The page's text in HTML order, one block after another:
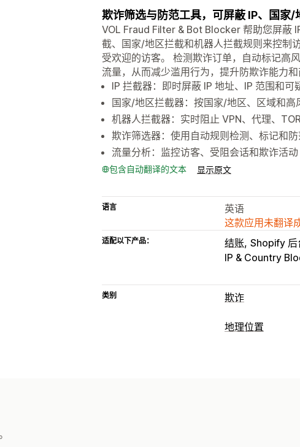
欺诈筛选与防范工具，可屏蔽 IP、国家
VOL Fraud Filter & Bot Blocker 帮助您屏蔽
截、国家/地区拦截和机器人拦截规则来控制
受欢迎的访客。 检测欺诈订单，自动标记高
流量，从而减少滥用行为，提升防欺诈能力和
IP 拦截器：即时屏蔽 IP 地址、IP 范围和可
国家/地区拦截器：按国家/地区、区域和高
机器人拦截器：实时阻止 VPN、代理、
欺诈筛选器：使用自动规则检测、标记和
流量分析：监控访客、受阻会话和欺诈活动
包含自动翻译的文本 显示原文
语言
英语
这款应用未翻译
适配以下产品： 结账 Shopify 后
IP & Country
类别 欺诈
欺诈类型
地理位置